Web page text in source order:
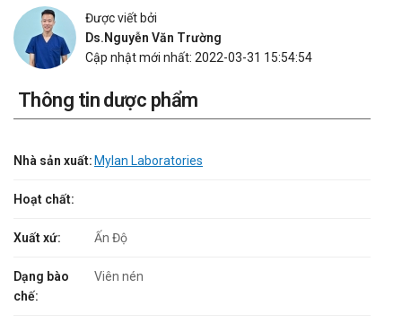
Được viết bởi
Ds.Nguyễn Văn Trường
Cập nhật mới nhất: 2022-03-31 15:54:54
Thông tin dược phẩm
Nhà sản xuất: Mylan Laboratories
Hoạt chất:
Xuất xứ: Ấn Độ
Dạng bào
chế:
Viên nén